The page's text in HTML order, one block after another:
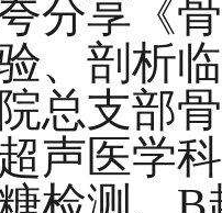
分享《
、剖析
总支部
声医学